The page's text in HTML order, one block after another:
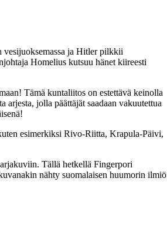
vesijuoksemassa ja Hitler pilkkii
Homelius kutsuu hänet kiireesti
Tämä kuntaliitos on estettävä keinolla
jolla päättäjät saadaan vakuutettua
esimerkiksi Rivo-Riitta, Krapula-Päivi,
Tällä hetkellä Fingerpori
nähty suomalaisen huumorin ilmiö